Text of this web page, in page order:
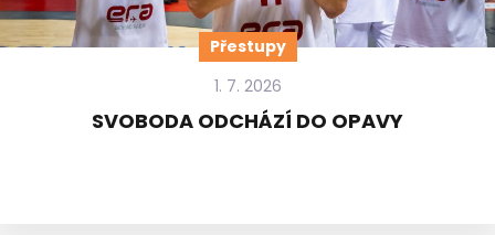
Přestupy
1. 7. 2026
SVOBODA ODCHÁZÍ DO OPAVY